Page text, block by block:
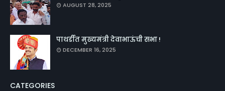
AUGUST 28, 2025
पाथर्डीत मुख्यमंत्री देवाभाऊंची सभा !
DECEMBER 16, 2025
CATEGORIES